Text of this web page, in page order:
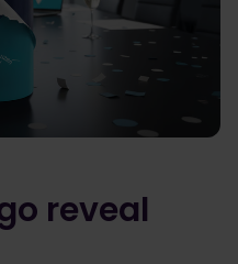
reveal